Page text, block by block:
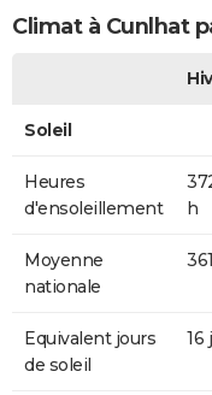
Climat à Cunlhat
Soleil
Heures
d'ensoleillement
h
Moyenne
nationale
Equivalent jours
de soleil
16 j